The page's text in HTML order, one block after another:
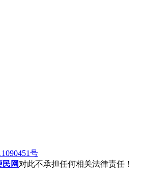
号
民网对此不承担任何相关法律责任！